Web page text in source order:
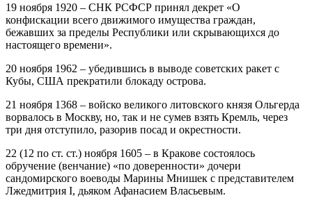
19 ноября 1920 – СНК РСФСР принял декрет «О
конфискации всего движимого имущества граждан,
бежавших за пределы Республики или скрывающихся до
настоящего времени».
20 ноября 1962 – убедившись в выводе советских ракет с
Кубы, США прекратили блокаду острова.
21 ноября 1368 – войско великого литовского князя Ольгерда
ворвалось в Москву, но, так и не сумев взять Кремль, через
три дня отступило, разорив посад и окрестности.
22 (12 по ст. ст.) ноября 1605 – в Кракове состоялось
обручение (венчание) «по доверенности» дочери
сандомирского воеводы Марины Мнишек с представителем
Лжедмитрия I, дьяком Афанасием Власьевым.